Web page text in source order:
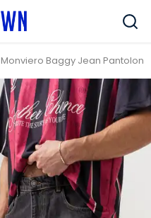
Monviero Baggy Jean Pantolon